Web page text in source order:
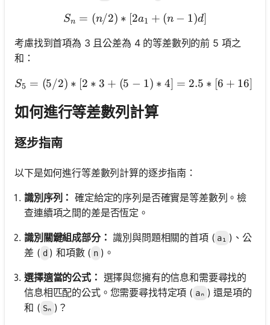
Sₙ = (n/2) * [2a₁ + (n -
Sn = (n/2) ∗ [2a1 + (n − 1)d]
考慮找到首項為 3 且公差為 4 的等差數列的前 5 項之
和：
S_5 = (5/2) * [2 *
S5 = (5/2) ∗ [2 ∗ 3 + (5 − 1) ∗ 4] = 2.5 ∗ [6 + 16]
如何進行等差數列計算
逐步指南
以下是如何進行等差數列計算的逐步指南：
識別序列： 確定給定的序列是否確實是等差數列。檢
查連續項之間的差是否恆定。
識別關鍵組成部分： 識別與問題相關的首項 ( a₁ )、公
差 ( d ) 和項數 ( n )。
選擇適當的公式： 選擇與您擁有的信息和需要尋找的
信息相匹配的公式。您需要尋找特定項 ( aₙ ) 還是項的
和 ( Sₙ )？